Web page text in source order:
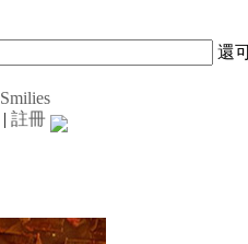
還
Smilies
| 註冊